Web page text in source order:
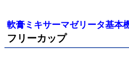
軟膏ミキサーマゼリータ基本
フリーカップ